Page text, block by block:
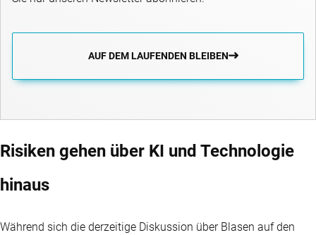
AUF DEM LAUFENDEN BLEIBEN
Risiken gehen über KI und Technologie
hinaus
Während sich die derzeitige Diskussion über Blasen auf den